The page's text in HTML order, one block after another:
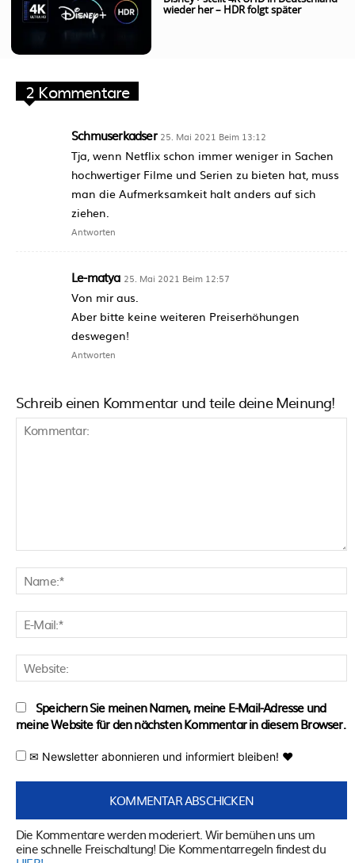
wieder her – HDR folgt später
2 Kommentare
Schmuserkadser 25. Mai 2021 Beim 13:12
Tja, wenn Netflix schon immer weniger in Sachen
hochwertiger Filme und Serien zu bieten hat, muss
man die Aufmerksamkeit halt anders auf sich
ziehen.
Antworten
Le-matya 25. Mai 2021 Beim 12:57
Von mir aus.
Aber bitte keine weiteren Preiserhöhungen
deswegen!
Antworten
Schreib einen Kommentar und teile deine Meinung!
Speichern Sie meinen Namen, meine E-Mail-Adresse und
meine Website für den nächsten Kommentar in diesem Browser.
✉ Newsletter abonnieren und informiert bleiben! ♥
Die Kommentare werden moderiert. Wir bemühen uns um
eine schnelle Freischaltung! Die Kommentarregeln findest du